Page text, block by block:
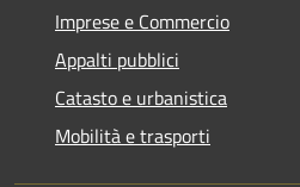
Imprese e Commercio
Appalti pubblici
Catasto e urbanistica
Mobilità e trasporti